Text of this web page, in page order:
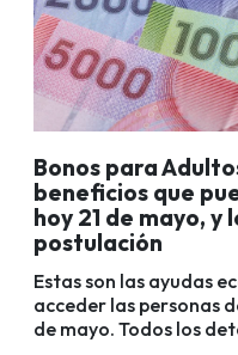
Bonos para
beneficios que
hoy 21 de mayo, y
postulación
Estas son las ayudas
acceder las personas
de mayo. Todos los